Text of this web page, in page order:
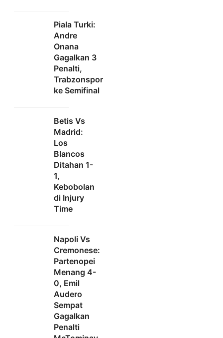
Piala Turki:
Andre
Onana
Gagalkan 3
Penalti,
Trabzonspor
ke Semifinal
Betis Vs
Madrid:
Los
Blancos
Ditahan 1-
1,
Kebobolan
di Injury
Time
Napoli Vs
Cremonese:
Partenopei
Menang 4-
0, Emil
Audero
Sempat
Gagalkan
Penalti